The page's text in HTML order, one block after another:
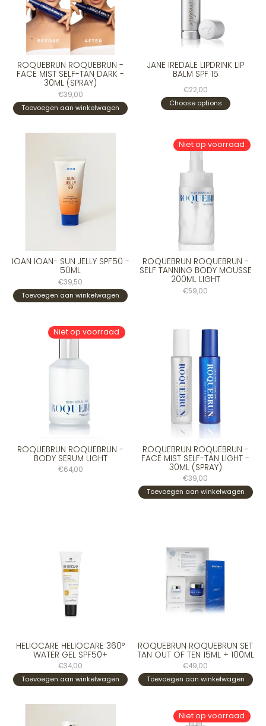
ROQUEBRUN ROQUEBRUN -
FACE MIST SELF-TAN DARK -
30ML (SPRAY)
€39,00
Toevoegen aan winkelwagen
JANE IREDALE LIPDRINK LIP
BALM SPF 15
€22,00
Choose options
IOAN IOAN- SUN JELLY SPF50 -
50ML
€39,50
Toevoegen aan winkelwagen
Niet op voorraad
ROQUEBRUN ROQUEBRUN -
SELF TANNING BODY MOUSSE
200ML LIGHT
€59,00
Niet op voorraad
ROQUEBRUN ROQUEBRUN -
BODY SERUM LIGHT
€64,00
ROQUEBRUN ROQUEBRUN -
FACE MIST SELF-TAN LIGHT -
30ML (SPRAY)
€39,00
Toevoegen aan winkelwagen
HELIOCARE HELIOCARE 360°
WATER GEL SPF50+
€34,00
Toevoegen aan winkelwagen
ROQUEBRUN ROQUEBRUN SET
TAN OUT OF TEN 15ML + 100ML
€49,00
Toevoegen aan winkelwagen
Niet op voorraad